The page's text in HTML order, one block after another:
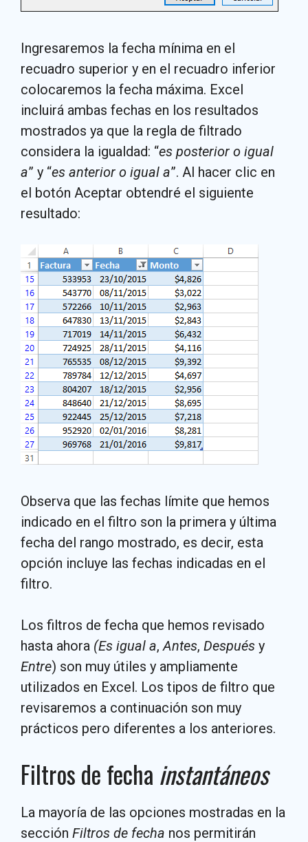
Ingresaremos la fecha mínima en el
recuadro superior y en el recuadro inferior
colocaremos la fecha máxima. Excel
incluirá ambas fechas en los resultados
mostrados ya que la regla de filtrado
considera la igualdad: “es posterior o igual
a” y “es anterior o igual a”. Al hacer clic en
el botón Aceptar obtendré el siguiente
resultado:
Observa que las fechas límite que hemos
indicado en el filtro son la primera y última
fecha del rango mostrado, es decir, esta
opción incluye las fechas indicadas en el
filtro.
Los filtros de fecha que hemos revisado
hasta ahora (Es igual a, Antes, Después y
Entre) son muy útiles y ampliamente
utilizados en Excel. Los tipos de filtro que
revisaremos a continuación son muy
prácticos pero diferentes a los anteriores.
Filtros de fecha instantáneos
La mayoría de las opciones mostradas en la
sección Filtros de fecha nos permitirán